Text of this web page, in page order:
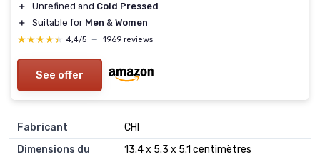
＋
Unrefined and Cold Pressed
＋
Suitable for Men & Women
★★★★★
★★★★★ 4,4/5 — 1969 reviews
See offer
Fabricant
‎CHI
Dimensions du
‎13.4 x 5.3 x 5.1 centimètres